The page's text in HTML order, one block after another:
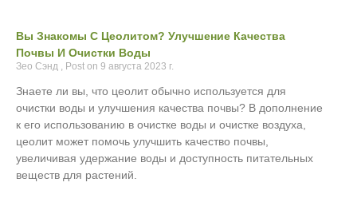
Вы Знакомы С Цеолитом? Улучшение Качества
Почвы И Очистки Воды
Зео Сэнд 9 августа 2023 г.
Знаете ли вы, что цеолит обычно используется для
очистки воды и улучшения качества почвы? В дополнение
к его использованию в очистке воды и очистке воздуха,
цеолит может помочь улучшить качество почвы,
увеличивая удержание воды и доступность питательных
веществ для растений.